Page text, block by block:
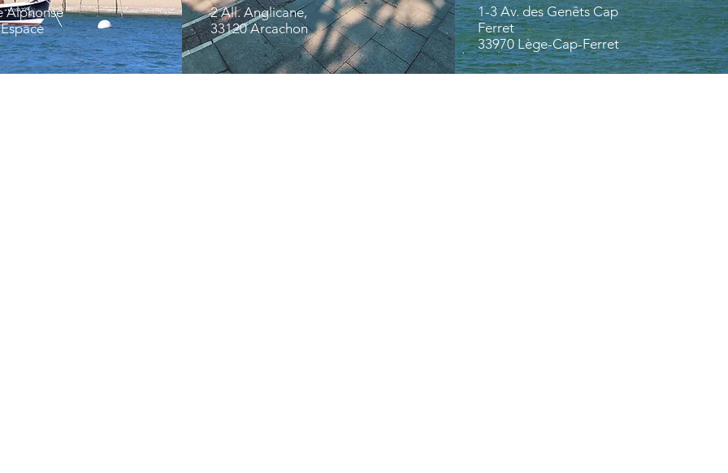
Alphonse
2 All. Anglicane,
33120 Arcachon
1-3 Av. des Genêts Cap
Ferret
33970 Lège-Cap-Ferret